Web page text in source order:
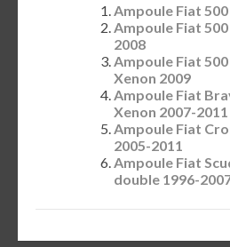
Ampoule Fiat 500
Ampoule Fiat
2008
Ampoule Fiat
Xenon 2009
Ampoule Fiat
Xenon 2007-2011
Ampoule Fiat
2005-2011
Ampoule Fiat
double 1996-